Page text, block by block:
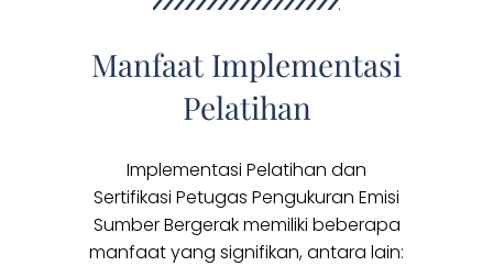
Manfaat Implementasi
Pelatihan
Implementasi Pelatihan dan
Sertifikasi Petugas Pengukuran Emisi
Sumber Bergerak memiliki beberapa
manfaat yang signifikan, antara lain: